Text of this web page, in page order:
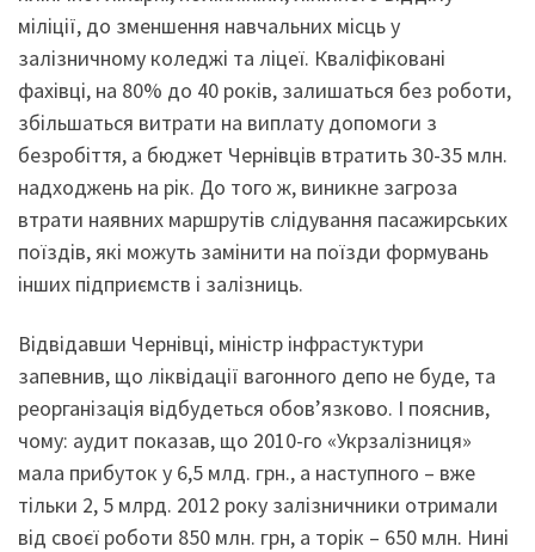
міліції, до зменшення навчальних місць у
залізничному коледжі та ліцеї. Кваліфіковані
фахівці, на 80% до 40 років, залишаться без роботи,
збільшаться витрати на виплату допомоги з
безробіття, а бюджет Чернівців втратить 30-35 млн.
надходжень на рік. До того ж, виникне загроза
втрати наявних маршрутів слідування пасажирських
поїздів, які можуть замінити на поїзди формувань
інших підприємств і залізниць.
Відвідавши Чернівці, міністр інфрастуктури
запевнив, що ліквідації вагонного депо не буде, та
реорганізація відбудеться обов’язково. І пояснив,
чому: аудит показав, що 2010-го «Укрзалізниця»
мала прибуток у 6,5 млд. грн., а наступного – вже
тільки 2, 5 млрд. 2012 року залізничники отримали
від своєї роботи 850 млн. грн, а торік – 650 млн. Нині